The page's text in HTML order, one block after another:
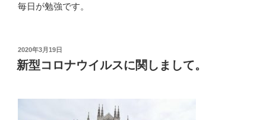
毎日が勉強です。
投
稿
日:
2020年3月19日
新型コロナウイルスに関しまして。